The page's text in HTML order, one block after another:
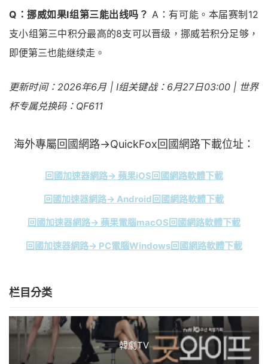
Q：挪威如果I组第三能出线吗？ A：有可能。本届赛制12
支小组第三中积分最高的8支可以晋级，挪威若积分足够，
即便第三也能继续走。
更新时间：2026年6月 | I组关键战：6月27日03:00 | 世界
杯专属兑换码：QF611
海外專屬回國網路→QuickFox回國網路下載位址：
回國加速器網路→ 蘋果iOS回國網路軟體下載
回國加速器網路→ Android回國網路軟體下載
回國加速器網路→ 蘋果電腦macOS回國網路軟體下載
回國加速器網路→ PC電腦Windows回國網路軟體下載
栏目分类
韓劇TV